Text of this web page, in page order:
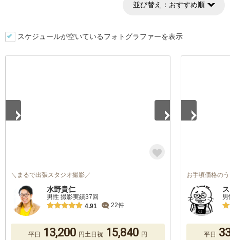
並び替え： おすすめ順
スケジュールが空いているフォトグラファーを表示
＼まるで出張スタジオ撮影／
水野貴仁
男性 撮影実績37回
4.91
22件
平日 13,200 円土日祝 15,840 円
お手頃価格の
平日